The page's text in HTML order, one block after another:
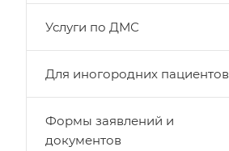
Услуги по ДМС
Для иногородних пациентов
Формы заявлений и
документов